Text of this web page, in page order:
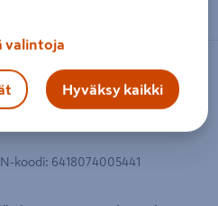
PC Solid 2819 13
koodi: 6418074005441
valintoja
Hyväksy kaikki